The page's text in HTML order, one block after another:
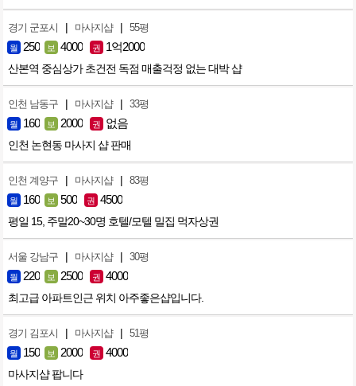
경기 군포시 | 마사지샵 | 55평
월 250 보 4000 권 1억2000
산본역 중심상가 초건전 독점 매출걱정 없는 대박 샵
인천 남동구 | 마사지샵 | 33평
월 160 보 2000 권 없음
인천 논현동 마사지 샵 판매
인천 계양구 | 마사지샵 | 83평
월 160 보 500 권 4500
평일 15, 주말20~30명 호텔/모텔 밀집 먹자상권
서울 강남구 | 마사지샵 | 30평
월 220 보 2500 권 4000
최고급 아파트인근 위치 아주좋은샵입니다.
경기 김포시 | 마사지샵 | 51평
월 150 보 2000 권 4000
마사지샵 팝니다